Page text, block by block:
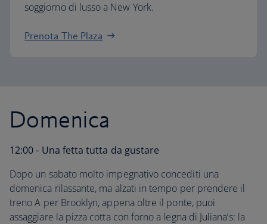
soggiorno di lusso a New York.
Prenota The Plaza
Domenica
12:00 - Una fetta tutta da gustare
Dopo un sabato molto impegnativo concediti una
domenica rilassante, ma alzati in tempo per prendere il
treno A per Brooklyn, appena oltre il ponte, puoi
assaggiare la pizza cotta con forno a legna di Juliana’s: la